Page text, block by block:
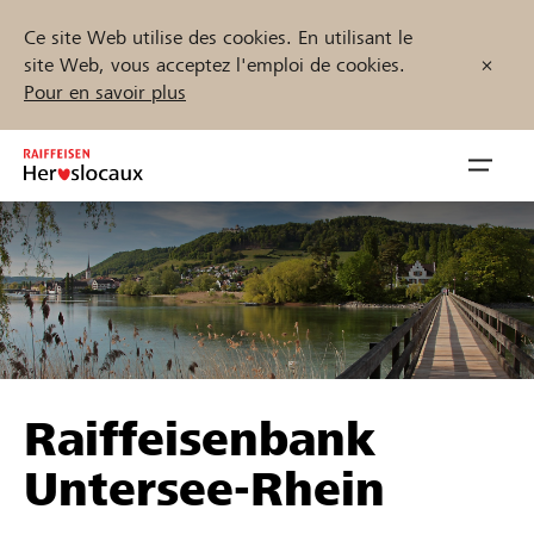
Ce site Web utilise des cookies. En utilisant le
site Web, vous acceptez l'emploi de cookies.
Pour en savoir plus
Inhalt
springen
öffnen
Parrainer
Soutien & assistance
Trouvez des projets et des organisations
Démarrez maintenant
Raiffeisenbank
Untersee-Rhein